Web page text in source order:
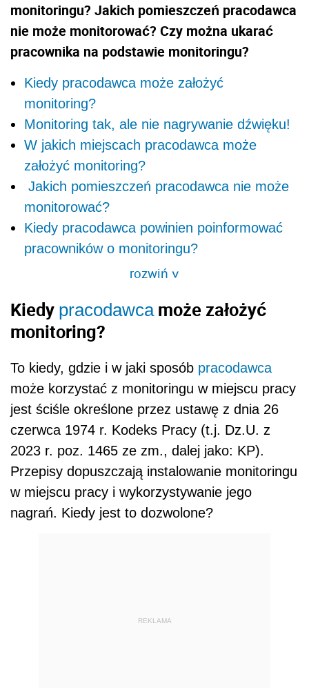
monitoringu? Jakich pomieszczeń pracodawca
nie może monitorować? Czy można ukarać
pracownika na podstawie monitoringu?
Kiedy pracodawca może założyć
monitoring?
Monitoring tak, ale nie nagrywanie dźwięku!
W jakich miejscach pracodawca może
założyć monitoring?
Jakich pomieszczeń pracodawca nie może
monitorować?
Kiedy pracodawca powinien poinformować
pracowników o monitoringu?
rozwiń>
Kiedy pracodawcamoże założyć
monitoring?
To kiedy, gdzie i w jaki sposób pracodawca
może korzystać z monitoringu w miejscu pracy
jest ściśle określone przez ustawę z dnia 26
czerwca 1974 r. Kodeks Pracy (t.j. Dz.U. z
2023 r. poz. 1465 ze zm., dalej jako: KP).
Przepisy dopuszczają instalowanie monitoringu
w miejscu pracy i wykorzystywanie jego
nagrań. Kiedy jest to dozwolone?
REKLAMA